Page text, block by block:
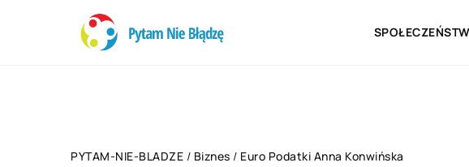
PYTAM-NIE-BLADZE / Biznes / Euro Podatki Anna Konwińska